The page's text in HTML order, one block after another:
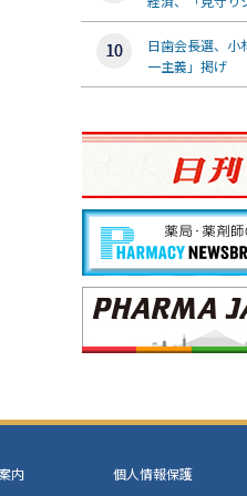
日歯会長選、
一主義」掲げ
内 個人情報保護